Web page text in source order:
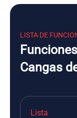
LISTA DE
Cangas
Lista